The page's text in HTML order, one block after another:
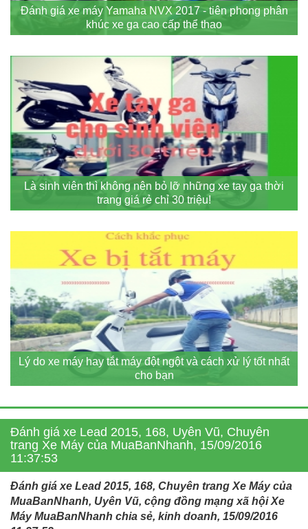
Đánh giá xe máy Yamaha NVX 2017 - tiên phong phân
khúc xe ga cao cấp thể thao
Là sinh viên thì không nên bỏ lỡ những xe tay ga thời
trang giá rẻ chỉ 30 triệu!
Lý do xe máy hay tắt máy đột ngột và cách xử lý tốt nhất
cho bạn
Đánh giá xe Lead 2015, 168, Uyên Vũ, Chuyên
trang Xe Máy của MuaBanNhanh, 15/09/2016
11:37:53
Đánh giá xe Lead 2015, 168, Chuyên trang Xe Máy của
MuaBanNhanh, Uyên Vũ, cộng đồng mạng xã hội Xe
Máy MuaBanNhanh chia sẻ, kinh doanh, 15/09/2016